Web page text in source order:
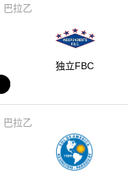
巴拉乙
独立FBC
巴拉乙